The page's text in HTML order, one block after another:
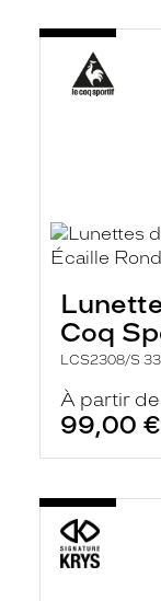
Coq
LCS2308/S
À partir de
99,00 €